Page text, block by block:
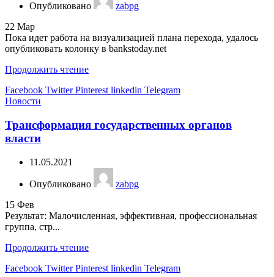
Опубликовано
zabpg
22 Мар
Пока идет работа на визуализацией плана перехода, удалось
опубликовать колонку в bankstoday.net
Продолжить чтение
Facebook Twitter Pinterest linkedin Telegram
Новости
Трансформация государственных органов
власти
11.05.2021
Опубликовано
zabpg
15 Фев
Результат: Малочисленная, эффективная, профессиональная
группа, стр...
Продолжить чтение
Facebook Twitter Pinterest linkedin Telegram